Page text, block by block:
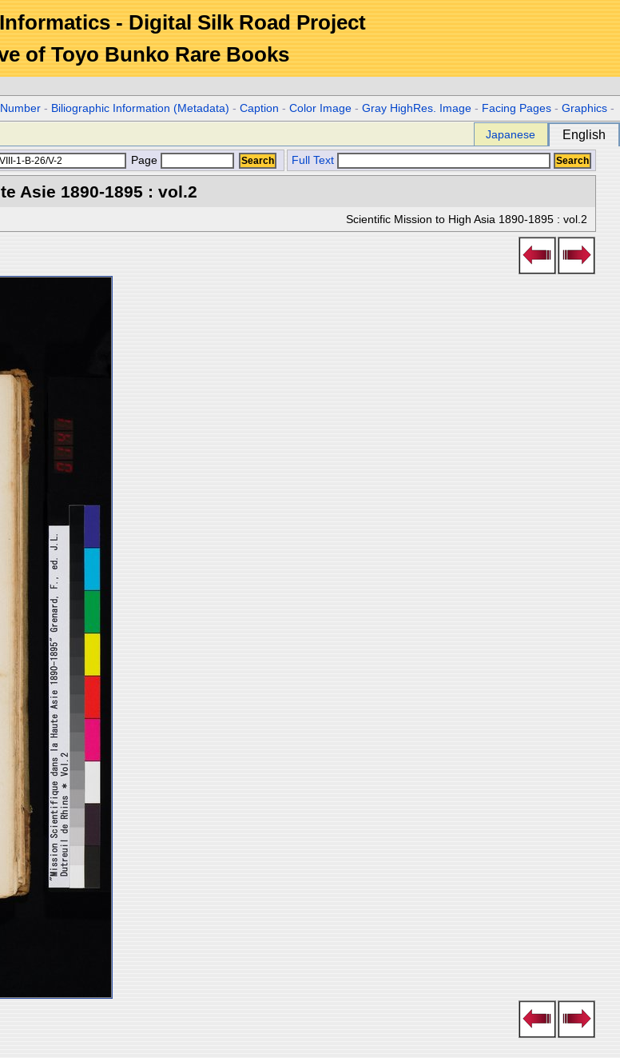
- Digital Silk Road Project
of Toyo Bunko Rare Books
- Biliographic Information (Metadata) -Caption -Color Image -Gray HighRes. Image - Facing Pages -Graphics -
Japanese English
Page Full Text
Asie 1890-1895 : vol.2
Scientific Mission to High Asia 1890-1895 : vol.2